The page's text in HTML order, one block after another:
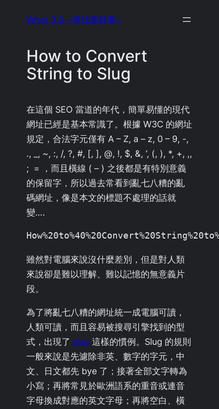
What 3.0 ~尋找新鮮事~
How to Convert
String to Slug
在這個 SEO 當道的年代，簡單易懂的現代
網址已經是基本常識了。根據 W3C 的網址
規定，合法字元僅有 A – Z, a – z, 0 – 9, -,
., _, ~, :, /, ?, #, [, ], @, !, $, &, ‘, (, ), *, +, ,,
; =
，而且橫線 ( – ) 之後都是有特別意義
的保留字，所以過去常看到亂七八糟的亂
碼網址，像是本文的標題不處理的話就
變….
雖然對電腦來說沒什麼差別，但是對人類
來說卻是難以理解、難以記憶的無意義片
段。
為了將亂七八糟的網址統一成電腦可讀，
人類可讀，而且容易被搜尋引擎找到的型
式，出現了 slug 這樣的慣例。Slug 的規則
一般來說是先濾除非英、數字的字元，中
文、日文都先 bye 了；接著全部文字轉為
小寫；再將常見於歐洲語系的重音或連音
字母換成對應的英文字母；再將空白、橫